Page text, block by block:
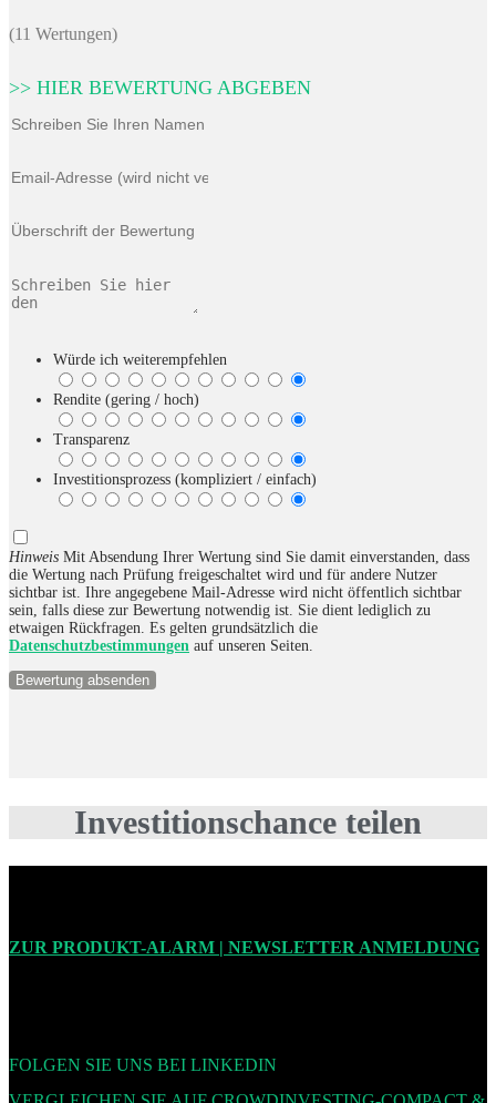
(11 Wertungen)
>> HIER BEWERTUNG ABGEBEN
Würde ich weiterempfehlen
Rendite (gering / hoch)
Transparenz
Investitionsprozess (kompliziert / einfach)
Hinweis Mit Absendung Ihrer Wertung sind Sie damit einverstanden, dass
die Wertung nach Prüfung freigeschaltet wird und für andere Nutzer
sichtbar ist. Ihre angegebene Mail-Adresse wird nicht öffentlich sichtbar
sein, falls diese zur Bewertung notwendig ist. Sie dient lediglich zu
etwaigen Rückfragen. Es gelten grundsätzlich die
Datenschutzbestimmungen auf unseren Seiten.
Investitionschance teilen
ZUR PRODUKT-ALARM | NEWSLETTER ANMELDUNG
FOLGEN SIE UNS BEI LINKEDIN